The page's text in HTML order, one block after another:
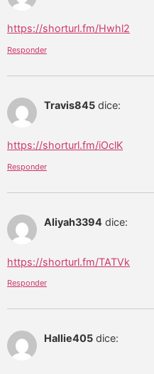
https://shorturl.fm/Hwhl2
Responder
Travis845 dice:
https://shorturl.fm/iOclK
Responder
Aliyah3394 dice:
https://shorturl.fm/TATVk
Responder
Hallie405 dice: